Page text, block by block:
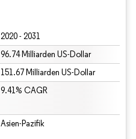
2020 - 2031
96.74 Milliarden US-Dollar
151.67 Milliarden US-Dollar
9.41% CAGR
Asien-Pazifik